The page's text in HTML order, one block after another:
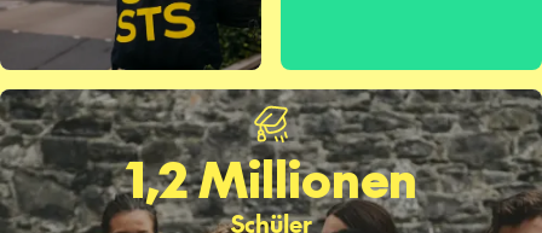
1,2 Millionen
Schüler